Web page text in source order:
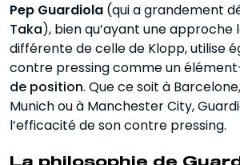
Pep Guardiola (qui a grandement
Taka), bien qu’ayant une
différente de celle de Klopp, utilise
contre pressing comme un
de position. Que ce soit à
Munich ou à Manchester City,
l’efficacité de son contre pressing.